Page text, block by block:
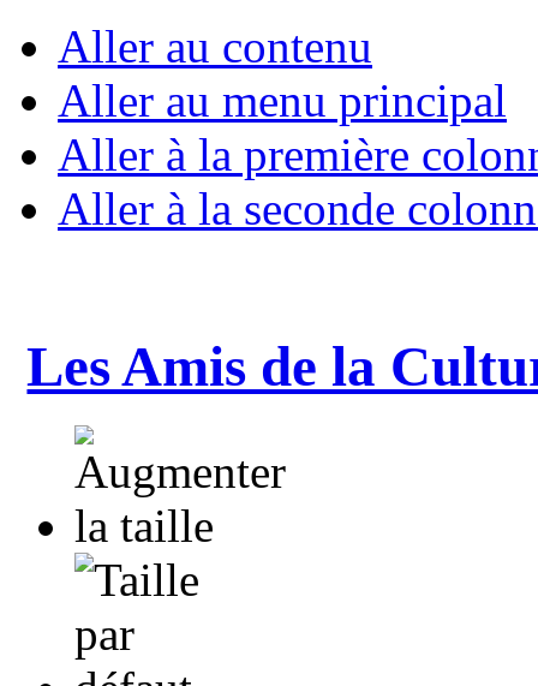
Aller au contenu
Aller au menu principal
Aller à la première
Aller à la seconde
Les Amis de la